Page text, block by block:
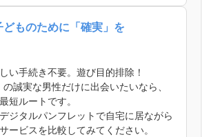
どものために「確実」を
い手続き不要。遊び目的排除！
の誠実な男性だけに出会いたいなら、
短ルートです。
ジタルパンフレットで自宅に居ながら
ービスを比較してみてください。